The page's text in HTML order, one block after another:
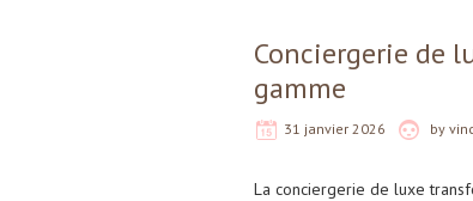
Conciergerie de
gamme
31 janvier 2026 by
La conciergerie de luxe